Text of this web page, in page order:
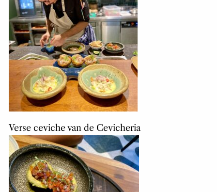
Verse ceviche van de Cevicheria